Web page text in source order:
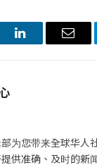
LinkedIn电
为您带来全球华人
供准确、及时的新